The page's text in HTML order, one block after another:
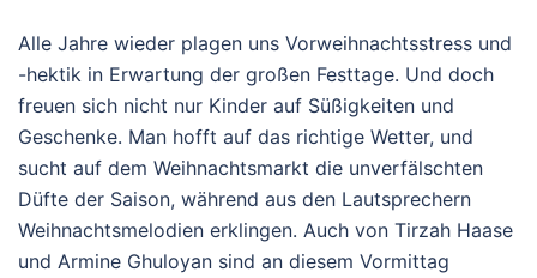
Alle Jahre wieder plagen uns Vorweihnachtsstress und
-hektik in Erwartung der großen Festtage. Und doch
freuen sich nicht nur Kinder auf Süßigkeiten und
Geschenke. Man hofft auf das richtige Wetter, und
sucht auf dem Weihnachtsmarkt die unverfälschten
Düfte der Saison, während aus den Lautsprechern
Weihnachtsmelodien erklingen. Auch von Tirzah Haase
und Armine Ghuloyan sind an diesem Vormittag